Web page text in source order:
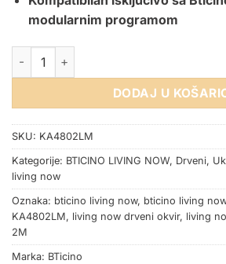
modularnim programom
OKVIR BTICINO LIVING NOW OAK 2M
DODAJ U
SKU: KA4802LM
Kategorije: BTICINO LIVING NOW, Drveni,
living now
Oznaka: bticino living now, bticino living
KA4802LM, living now drveni okvir, living
2M
Marka: BTicino